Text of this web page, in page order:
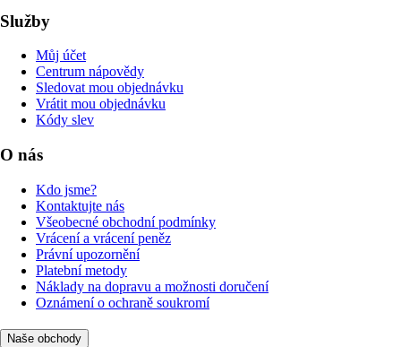
Služby
Můj účet
Centrum nápovědy
Sledovat mou objednávku
Vrátit mou objednávku
Kódy slev
O nás
Kdo jsme?
Kontaktujte nás
Všeobecné obchodní podmínky
Vrácení a vrácení peněz
Právní upozornění
Platební metody
Náklady na dopravu a možnosti doručení
Oznámení o ochraně soukromí
Naše obchody